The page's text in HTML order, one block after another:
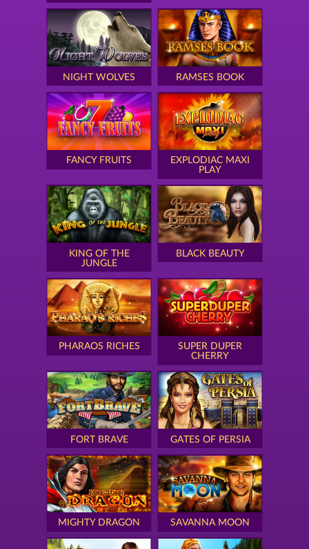
NIGHT WOLVES RAMSES BOOK
FANCY FRUITS
EXPLODIAC MAXI
PLAY
KING OF THE
JUNGLE
BLACK BEAUTY
PHARAOS RICHES
SUPER DUPER
CHERRY
FORT BRAVE GATES OF PERSIA
MIGHTY DRAGON SAVANNA MOON